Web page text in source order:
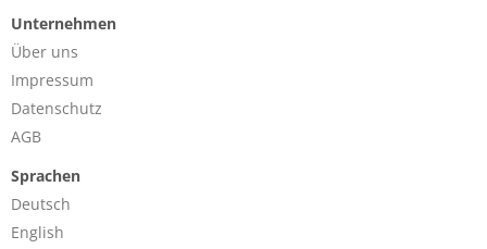
Unternehmen
Über uns
Impressum
Datenschutz
AGB
Sprachen
Deutsch
English